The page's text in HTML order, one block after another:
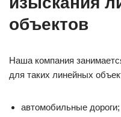
объектов
Наша компания
для таких линейных
автомобильные дороги;